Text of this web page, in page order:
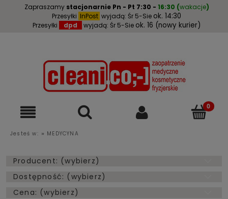
Zapraszamy stacjonarnie Pn - Pt 7:30 - 16:30 (wakacje)
Przesyłki InPost wyjadą: Śr 5-Sie ok. 14:30
Przesyłki dpd wyjadą: Śr 5-Sie ok. 16 (nowy kurier)
Jesteś w: » MEDYCYNA
Producent: (wybierz)
Dostępność: (wybierz)
Cena: (wybierz)